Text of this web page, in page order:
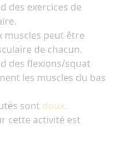
des exercices de
muscles peut être
de chacun.
des flexions/squat
les muscles du bas
sont doux.
cette activité est